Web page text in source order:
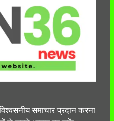
समाचार प्रदान करना